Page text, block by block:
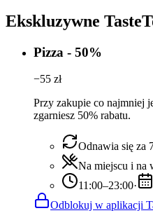
Ekskluzywne
Pizza - 50%
−55 zł
Przy zakupie co najmniej
zgarniesz 50% rabatu.
Odnawia się za
Na miejscu i na
11:00–23:00·
Odblokuj w aplikacji